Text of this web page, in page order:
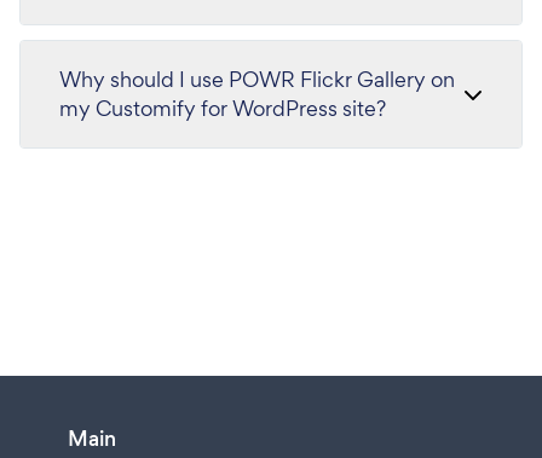
Why should I use POWR Flickr Gallery on
my Customify for WordPress site?
Main